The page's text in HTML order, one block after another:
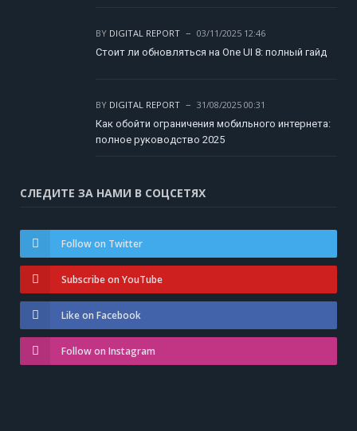
BY DIGITAL REPORT
03/11/2025 12:46
Стоит ли обновляться на One UI 8: полный гайд
BY DIGITAL REPORT
31/08/2025 00:31
Как обойти ограничения мобильного интернета:
полное руководство 2025
СЛЕДИТЕ ЗА НАМИ В СОЦСЕТЯХ
Follow on Twitter
Subscribe on YouTube
Like on Facebook
Follow on Instagram